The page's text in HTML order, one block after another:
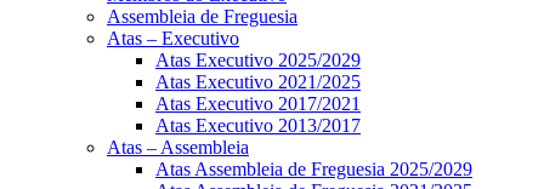
Assembleia de Freguesia
Atas – Executivo
Atas Executivo 2025/2029
Atas Executivo 2021/2025
Atas Executivo 2017/2021
Atas Executivo 2013/2017
Atas – Assembleia
Atas Assembleia de Freguesia 2025/2029